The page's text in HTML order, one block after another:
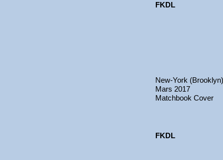
FKDL
New-York (Brooklyn)
Mars 2017
Matchbook Cover
FKDL